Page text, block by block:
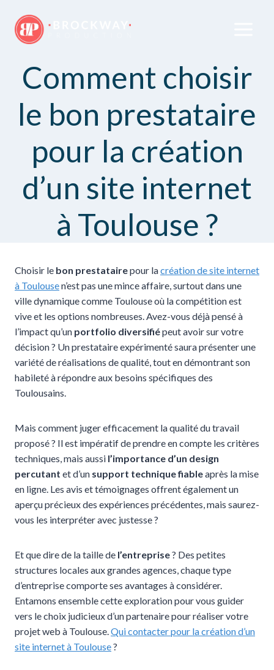
Comment choisir
le bon prestataire
pour la création
d’un site internet
à Toulouse ?
Choisir le bon prestatairepour lacréation de site internet
à Toulousen’est pas une mince affaire, surtout dans une
ville dynamique comme Toulouse où la compétition est
vive et les options nombreuses. Avez-vous déjà pensé à
l’impact qu’un portfolio diversifiépeut avoir sur votre
décision ? Un prestataire expérimenté saura présenter une
variété de réalisations de qualité, tout en démontrant son
habileté à répondre aux besoins spécifiques des
Toulousains.
Mais comment juger efficacement la qualité du travail
proposé ? Il est impératif de prendre en compte les critères
techniques, mais aussi l’importance d’un design
percutant et d’un support technique fiableaprès la mise
en ligne. Les avis et témoignages offrent également un
aperçu précieux des expériences précédentes, mais saurez-
vous les interpréter avec justesse ?
Et que dire de la taille de l’entreprise? Des petites
structures locales aux grandes agences, chaque type
d’entreprise comporte ses avantages à considérer.
Entamons ensemble cette exploration pour vous guider
vers le choix judicieux d’un partenaire pour réaliser votre
projet web à Toulouse.Qui contacter pour la création d’un
site internet à Toulouse?